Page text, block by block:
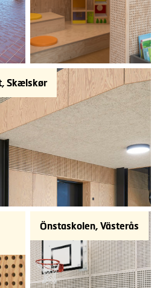
Skælskør
Önstaskolen, Västerås